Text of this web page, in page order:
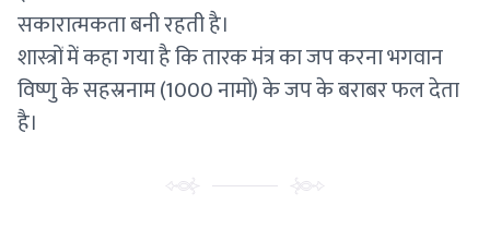
सकारात्मकता बनी रहती है।
शास्त्रों में कहा गया है कि तारक मंत्र का जप करना भगवान
विष्णु के सहस्रनाम (1000 नामों) के जप के बराबर फल देता
है।